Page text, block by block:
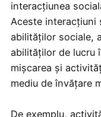
interacțiunea
Aceste interacțiuni
abilităților sociale,
abilităților de lucru
mișcarea și
mediu de învățare
De exemplu,